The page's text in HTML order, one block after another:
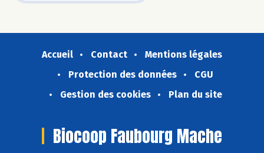
Accueil Contact
Mentions légales
Protection des données
CGU
Gestion des cookies
Plan du site
Biocoop Faubourg Mache